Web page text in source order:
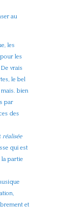
au
les
les
vrais
le bel
mais. bien
par
des
réalisée
qui est
partie
et